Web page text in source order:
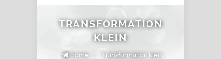
TRANSFORMATION
KLEIN
Home Transformation klein